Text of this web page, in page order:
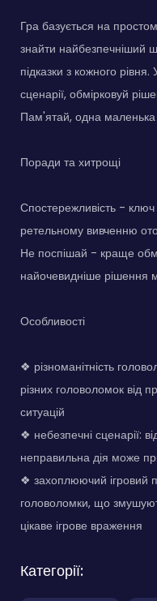
Гра базується на
знайти найбезпечніший
підказки з кожного
сценарії, обмірковуй
Пам'ятай, одна
Поради та хитрощі
Спостережливість -
ретельному вивченню
Не поспішай - краще
найочевидніше рішення
Особливості
❖ різноманітність
різних головоломок від
ситуацій
❖ небезпечні сценарії:
неправильна дія може
❖ захоплюючий ігровий
головоломки, що
цікаве ігрове враження
Категорії: